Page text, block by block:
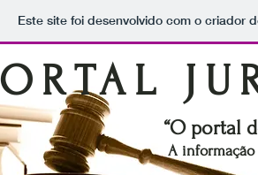
Este site foi desenvolvido com o criador
“O portal
A